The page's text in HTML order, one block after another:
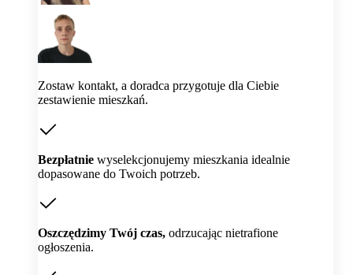
Zostaw kontakt, a doradca przygotuje dla Ciebie
zestawienie mieszkań.
Bezpłatnie wyselekcjonujemy mieszkania idealnie
dopasowane do Twoich potrzeb.
Oszczędzimy Twój czas, odrzucając nietrafione
ogłoszenia.